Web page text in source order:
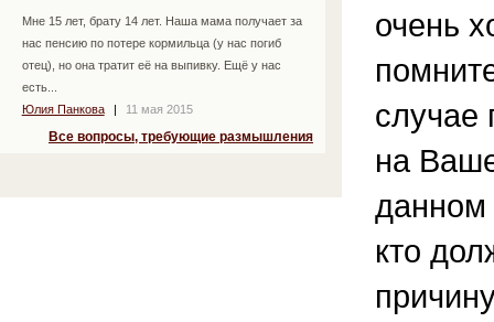
Мне 15 лет, брату 14 лет. Наша мама получает за
нас пенсию по потере кормильца (у нас погиб
отец), но она тратит её на выпивку. Ещё у нас
есть...
Юлия Панкова
11 мая 2015
Все вопросы, требующие размышления
очень
случае
на
данном
кто